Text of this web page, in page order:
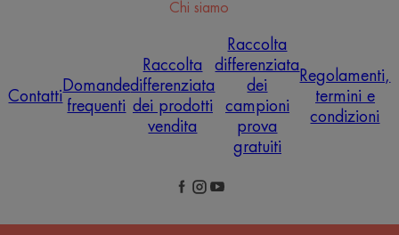
Chi siamo
Contatti
Domande
frequenti
Raccolta
differenziata
dei prodotti
vendita
Raccolta
differenziata
dei
campioni
prova
gratuiti
Regolamenti,
termini e
condizioni